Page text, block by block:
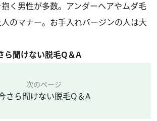
く男性が多数。アンダーヘアやムダ毛
のマナー。お手入れバージンの人は大
ら聞けない脱毛Q＆A
次のページ
さら聞けない脱毛Q＆A